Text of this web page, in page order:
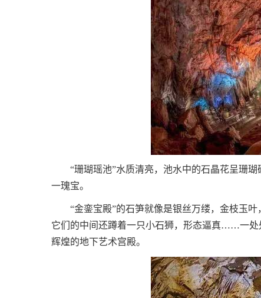
“珊瑚瑶池”水质清亮，池水中的石晶花呈珊瑚
一瑰宝。
“金銮宝殿”的石笋就像是银丝万缕，金枝玉叶
它们的中间还蹲着一只小石狮，形态逼真……一处
辉煌的地下艺术宫殿。